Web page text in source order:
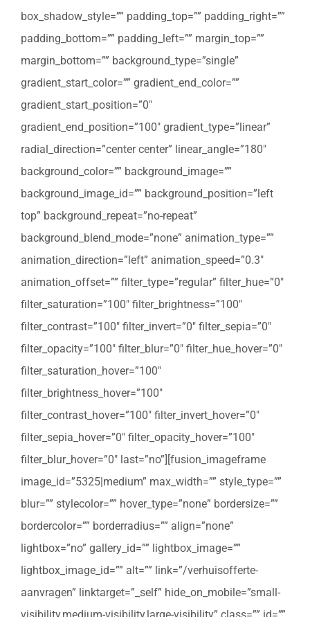
box_shadow_style=”” padding_top=”” padding_right=””
padding_bottom=”” padding_left=”” margin_top=””
margin_bottom=”” background_type=”single”
gradient_start_color=”” gradient_end_color=””
gradient_start_position=”0″
gradient_end_position=”100″ gradient_type=”linear”
radial_direction=”center center” linear_angle=”180″
background_color=”” background_image=””
background_image_id=”” background_position=”left
top” background_repeat=”no-repeat”
background_blend_mode=”none” animation_type=””
animation_direction=”left” animation_speed=”0.3″
animation_offset=”” filter_type=”regular” filter_hue=”0″
filter_saturation=”100″ filter_brightness=”100″
filter_contrast=”100″ filter_invert=”0″ filter_sepia=”0″
filter_opacity=”100″ filter_blur=”0″ filter_hue_hover=”0″
filter_saturation_hover=”100″
filter_brightness_hover=”100″
filter_contrast_hover=”100″ filter_invert_hover=”0″
filter_sepia_hover=”0″ filter_opacity_hover=”100″
filter_blur_hover=”0″ last=”no”][fusion_imageframe
image_id=”5325|medium” max_width=”” style_type=””
blur=”” stylecolor=”” hover_type=”none” bordersize=””
bordercolor=”” borderradius=”” align=”none”
lightbox=”no” gallery_id=”” lightbox_image=””
lightbox_image_id=”” alt=”” link=”/verhuisofferte-
aanvragen” linktarget=”_self” hide_on_mobile=”small-